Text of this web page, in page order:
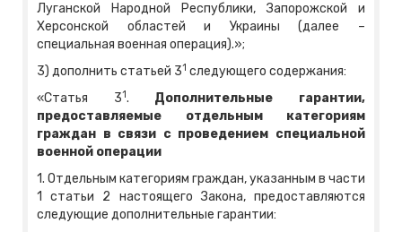
Луганской Народной Республики, Запорожской и
Херсонской областей и Украины (далее –
специальная военная операция).»;
3) дополнить статьей 31 следующего содержания:
«Статья 31. Дополнительные гарантии,
предоставляемые отдельным категориям
граждан в связи с проведением специальной
военной операции
1. Отдельным категориям граждан, указанным в части
1 статьи 2 настоящего Закона, предоставляются
следующие дополнительные гарантии: